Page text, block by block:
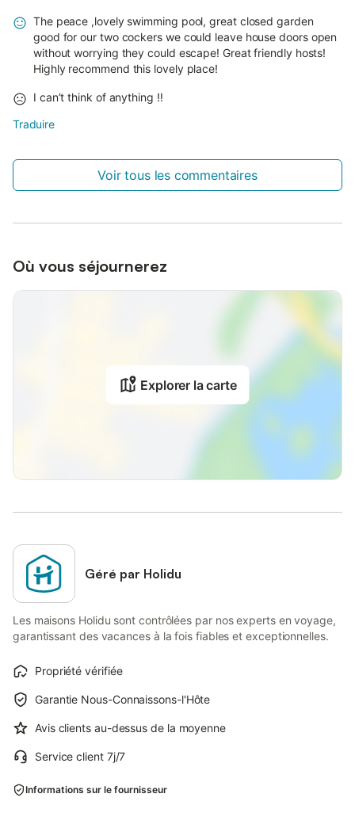
The peace ,lovely swimming pool, great closed garden
good for our two cockers we could leave house doors open
without worrying they could escape! Great friendly hosts!
Highly recommend this lovely place!
I can’t think of anything !!
Traduire
Voir tous les commentaires
Où vous séjournerez
Explorer la carte
Géré par Holidu
Les maisons Holidu sont contrôlées par nos experts en voyage,
garantissant des vacances à la fois fiables et exceptionnelles.
Propriété vérifiée
Garantie Nous-Connaissons-l'Hôte
Avis clients au-dessus de la moyenne
Service client 7j/7
Informations sur le fournisseur